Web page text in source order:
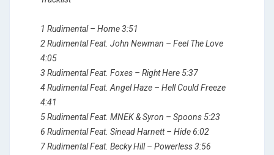
1 Rudimental – Home 3:51
2 Rudimental Feat. John Newman – Feel The Love
4:05
3 Rudimental Feat. Foxes – Right Here 5:37
4 Rudimental Feat. Angel Haze – Hell Could Freeze
4:41
5 Rudimental Feat. MNEK & Syron – Spoons 5:23
6 Rudimental Feat. Sinead Harnett – Hide 6:02
7 Rudimental Feat. Becky Hill – Powerless 3:56